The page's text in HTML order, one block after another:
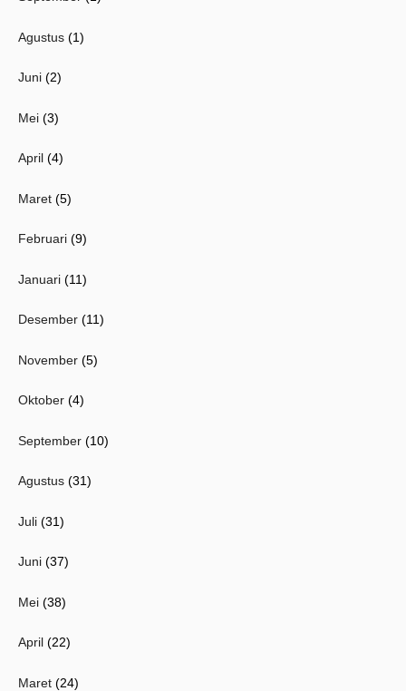
Agustus (1)
Juni (2)
Mei (3)
April (4)
Maret (5)
Februari (9)
Januari (11)
Desember (11)
November (5)
Oktober (4)
September (10)
Agustus (31)
Juli (31)
Juni (37)
Mei (38)
April (22)
Maret (24)